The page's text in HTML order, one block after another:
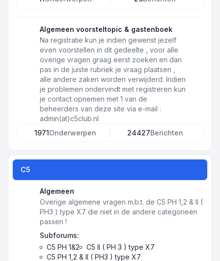
Algemeen voorsteltopic & gastenboek
Na registratie kun je indien gewenst jezelf
even voorstellen in dit gedeelte , voor alle
overige vragen graag eerst zoeken en dan
pas in de juiste rubriek je vraag plaatsen ,
alle andere zaken worden verwijderd. Indien
je problemen ondervindt met registreren kun
je contact opnemen met 1 van de
beheerders van deze site via e-mail :
admin(at)c5club.nl
1971Onderwerpen 24427Berichten
C5
Algemeen
Overige algemene vragen m.b.t. de C5 PH 1,2 & II (
PH3 ) type X7 die niet in de andere categorieën
passen !
Subforums:
C5 PH 1&2
C5 II ( PH 3 ) type X7
C5 PH 1,2 & II ( PH3 ) type X7